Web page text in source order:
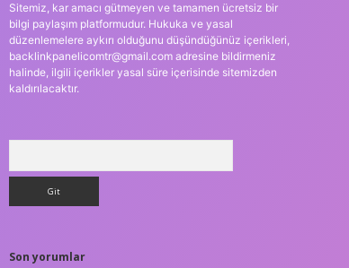
Sitemiz, kar amacı gütmeyen ve tamamen ücretsiz bir
bilgi paylaşım platformudur. Hukuka ve yasal
düzenlemelere aykırı olduğunu düşündüğünüz içerikleri,
backlinkpanelicomtr@gmail.comadresine bildirmeniz
halinde, ilgili içerikler yasal süre içerisinde sitemizden
kaldırılacaktır.
Son yorumlar